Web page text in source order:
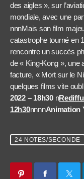
des aigles », sur
mondiale, avec une
nnnMais son film
catastrophe tourné en
rencontre un succès
de « King-Kong », une
facture, « Mort sur le
quelques films vite
2022 – 18h30 n
12h30nnnnAnimation
24 NOTES/SECONDE